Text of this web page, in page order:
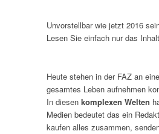
Unvorstellbar wie jetzt 2016
Lesen Sie einfach nur das
Heute stehen in der FAZ an
gesamtes Leben aufnehmen
In diesen komplexen Welten
Medien bedeutet das ein
kaufen alles zusammen,